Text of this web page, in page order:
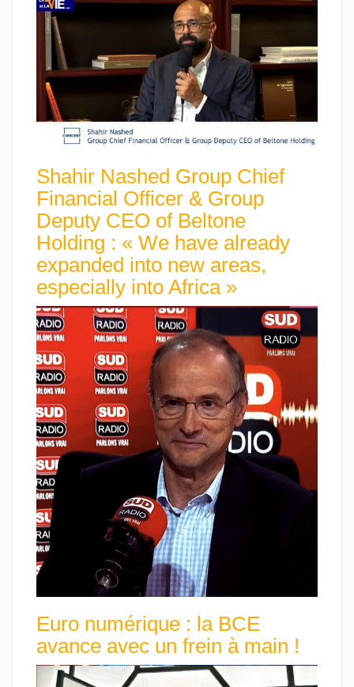
Shahir Nashed Group Chief
Financial Officer & Group
Deputy CEO of Beltone
Holding : « We have already
expanded into new areas,
especially into Africa »
Euro numérique : la BCE
avance avec un frein à main !